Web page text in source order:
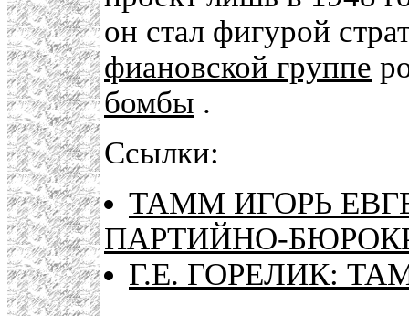
он стал фигурой
фиановской группе
бомбы .
Ссылки:
ТАММ ИГОРЬ
ПАРТИЙНО-
Г.Е. ГОРЕЛИК: